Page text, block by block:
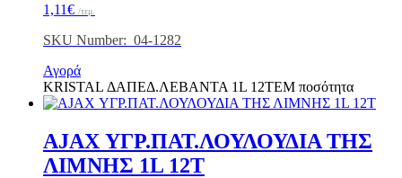
1,11€ /τεμ.
SKU Number: 04-1282
Αγορά
KRISTAL ΔΑΠΕΔ.ΛΕΒΑΝΤΑ 1L 12ΤΕΜ ποσότητα
AJAX ΥΓΡ.ΠΑΤ.ΛΟΥΛΟΥΔΙΑ ΤΗΣ
ΛΙΜΝΗΣ 1L 12T